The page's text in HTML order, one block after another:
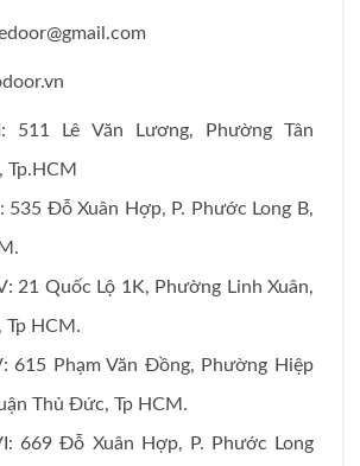
511 Lê Văn Lương, Phường Tân
Tp.HCM
535 Đỗ Xuân Hợp, P. Phước Long B,
21 Quốc Lộ 1K, Phường Linh Xuân,
HCM.
615 Phạm Văn Đồng, Phường Hiệp
Thủ Đức, Tp HCM.
669 Đỗ Xuân Hợp, P. Phước Long